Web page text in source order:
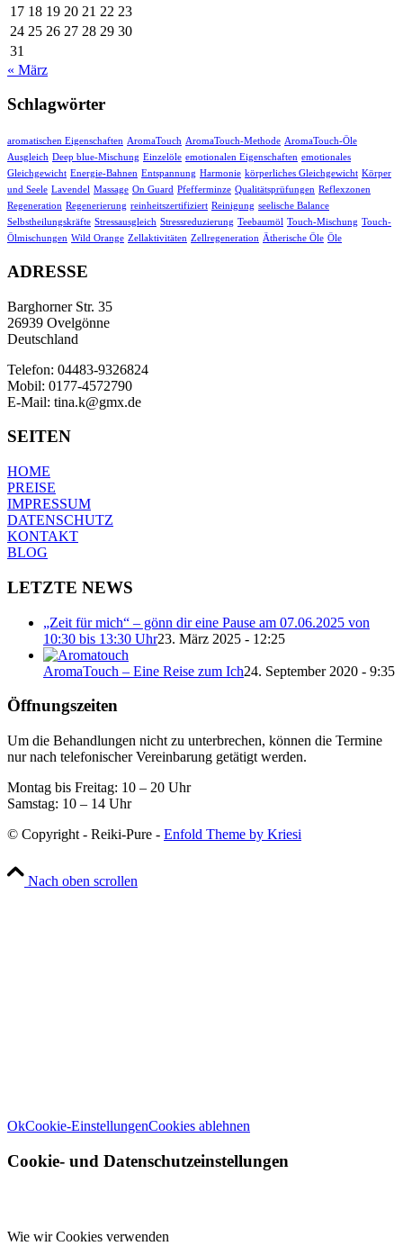
17 18 19 20 21 22 23
24 25 26 27 28 29 30
31
« März
Schlagwörter
aromatischen Eigenschaften AromaTouch AromaTouch-Methode AromaTouch-Öle
Ausgleich Deep blue-Mischung Einzelöle emotionalen Eigenschaften emotionales
Gleichgewicht Energie-Bahnen Entspannung Harmonie körperliches Gleichgewicht Körper
und Seele Lavendel Massage On Guard Pfefferminze Qualitätsprüfungen Reflexzonen
Regeneration Regenerierung reinheitszertifiziert Reinigung seelische Balance
Selbstheilungskräfte Stressausgleich Stressreduzierung Teebaumöl Touch-Mischung Touch-
Ölmischungen Wild Orange Zellaktivitäten Zellregeneration Ätherische Öle Öle
ADRESSE
Barghorner Str. 35
26939 Ovelgönne
Deutschland
Telefon: 04483-9326824
Mobil: 0177-4572790
E-Mail: tina.k@gmx.de
SEITEN
HOME
PREISE
IMPRESSUM
DATENSCHUTZ
KONTAKT
BLOG
LETZTE NEWS
„Zeit für mich“ – gönn dir eine Pause am 07.06.2025 von
10:30 bis 13:30 Uhr23. März 2025 - 12:25
AromaTouch – Eine Reise zum Ich24. September 2020 - 9:35
Öffnungszeiten
Um die Behandlungen nicht zu unterbrechen, können die Termine
nur nach telefonischer Vereinbarung getätigt werden.
Montag bis Freitag: 10 – 20 Uhr
Samstag: 10 – 14 Uhr
© Copyright - Reiki-Pure - Enfold Theme by Kriesi
Nach oben scrollen
OkCookie-EinstellungenCookies ablehnen
Cookie- und Datenschutzeinstellungen
Wie wir Cookies verwenden